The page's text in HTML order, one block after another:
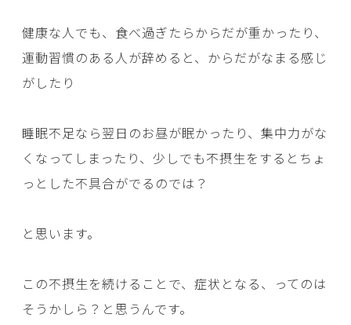
健康な人でも、食べ過ぎたらからだが重かったり、
運動習慣のある人が辞めると、からだがなまる感じ
がしたり
睡眠不足なら翌日のお昼が眠かったり、集中力がな
くなってしまったり、少しでも不摂生をするとちょ
っとした不具合がでるのでは？
と思います。
この不摂生を続けることで、症状となる、ってのは
そうかしら？と思うんです。